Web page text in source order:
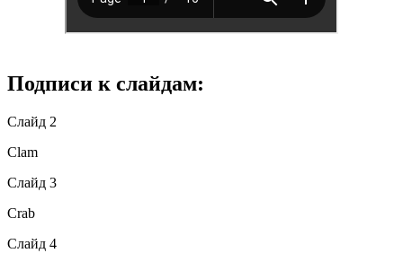
Подписи к слайдам:
Слайд 2
Clam
Слайд 3
Crab
Слайд 4